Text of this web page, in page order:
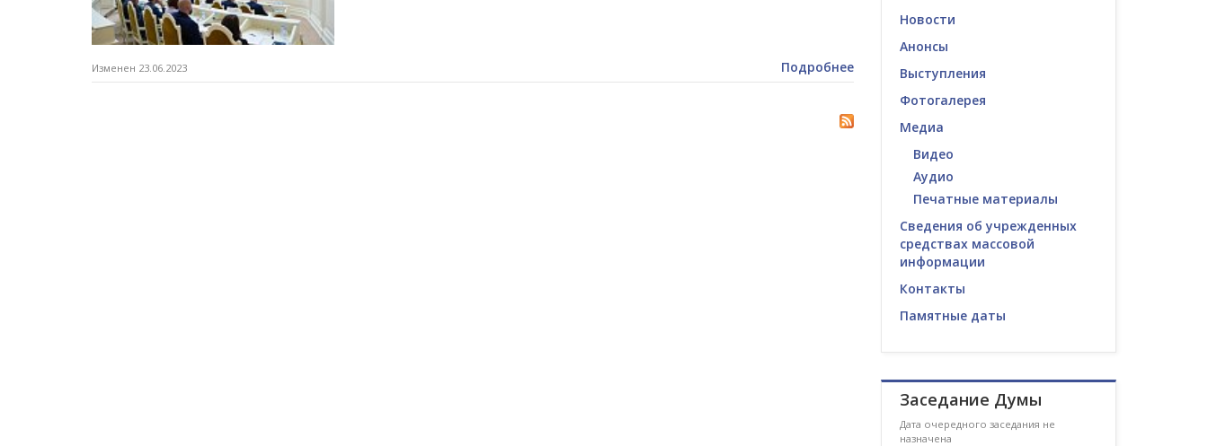
Изменен 23.06.2023 Подробнее
Новости
Анонсы
Выступления
Фотогалерея
Медиа
Видео
Аудио
Печатные материалы
Сведения об учрежденных
средствах массовой
информации
Контакты
Памятные даты
Заседание Думы
Дата очередного заседания не
назначена